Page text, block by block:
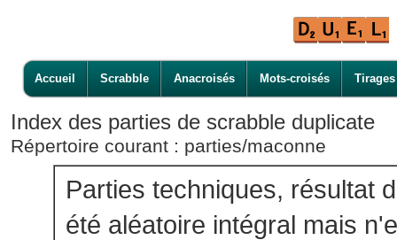
Accueil Scrabble Anacroisés Mots-croisés Tirages
Index des parties de scrabble duplicate
Répertoire courant : parties/maconne
Parties techniques, résultat
été aléatoire intégral mais